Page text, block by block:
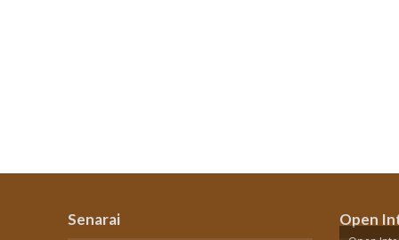
Senarai Open